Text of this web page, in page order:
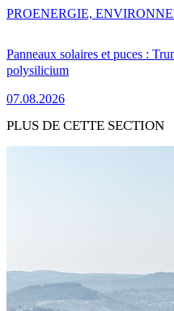
Panneaux solaires et puces :
polysilicium
07.08.2026
PROENERGIE,
PLUS DE CETTE SECTION